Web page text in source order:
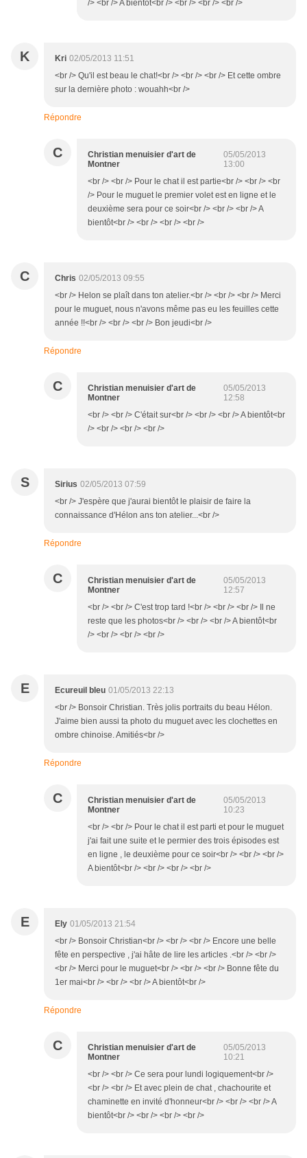
/> <br /> A bientôt<br /> <br /> <br /> <br />
K Kri 02/05/2013 11:51
<br /> Qu'il est beau le chat!<br /> <br /> <br /> Et cette ombre
sur la dernière photo : wouahh<br />
Répondre
C
Christian menuisier d'art de
Montner
05/05/2013
13:00
<br /> <br /> Pour le chat il est partie<br /> <br /> <br
/> Pour le muguet le premier volet est en ligne et le
deuxième sera pour ce soir<br /> <br /> <br /> A
bientôt<br /> <br /> <br /> <br />
C Chris 02/05/2013 09:55
<br /> Helon se plaît dans ton atelier.<br /> <br /> <br /> Merci
pour le muguet, nous n'avons même pas eu les feuilles cette
année !!<br /> <br /> <br /> Bon jeudi<br />
Répondre
C
Christian menuisier d'art de
Montner
05/05/2013
12:58
<br /> <br /> C'était sur<br /> <br /> <br /> A bientôt<br
/> <br /> <br /> <br />
S Sirius 02/05/2013 07:59
<br /> J'espère que j'aurai bientôt le plaisir de faire la
connaissance d'Hélon ans ton atelier...<br />
Répondre
C
Christian menuisier d'art de
Montner
05/05/2013
12:57
<br /> <br /> C'est trop tard !<br /> <br /> <br /> Il ne
reste que les photos<br /> <br /> <br /> A bientôt<br
/> <br /> <br /> <br />
E Ecureuil bleu 01/05/2013 22:13
<br /> Bonsoir Christian. Très jolis portraits du beau Hélon.
J'aime bien aussi ta photo du muguet avec les clochettes en
ombre chinoise. Amitiés<br />
Répondre
C
Christian menuisier d'art de
Montner
05/05/2013
10:23
<br /> <br /> Pour le chat il est parti et pour le muguet
j'ai fait une suite et le permier des trois épisodes est
en ligne , le deuxième pour ce soir<br /> <br /> <br />
A bientôt<br /> <br /> <br /> <br />
E Ely 01/05/2013 21:54
<br /> Bonsoir Christian<br /> <br /> <br /> Encore une belle
fête en perspective , j'ai hâte de lire les articles .<br /> <br />
<br /> Merci pour le muguet<br /> <br /> <br /> Bonne fête du
1er mai<br /> <br /> <br /> A bientôt<br />
Répondre
C
Christian menuisier d'art de
Montner
05/05/2013
10:21
<br /> <br /> Ce sera pour lundi logiquement<br />
<br /> <br /> Et avec plein de chat , chachourite et
chaminette en invité d'honneur<br /> <br /> <br /> A
bientôt<br /> <br /> <br /> <br />